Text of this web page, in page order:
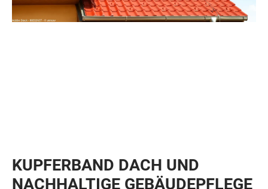
KUPFERBAND DACH UND
NACHHALTIGE GEBÄUDEPFLEGE